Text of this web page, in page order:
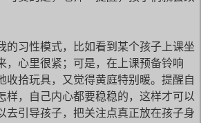
习性模式，比如看到某个孩子上课坐
，心里很紧；可是，在上课预备铃响
收拾玩具，又觉得黄庭特别暖。提醒自
样，自己内心都要稳稳的，这样才可以
去引导孩子，把关注点真正放在孩子身